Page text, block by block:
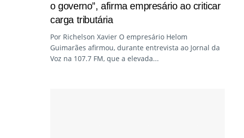
o governo”, afirma empresário ao criticar
carga tributária
Por Richelson Xavier O empresário Helom
Guimarães afirmou, durante entrevista ao Jornal da
Voz na 107.7 FM, que a elevada...